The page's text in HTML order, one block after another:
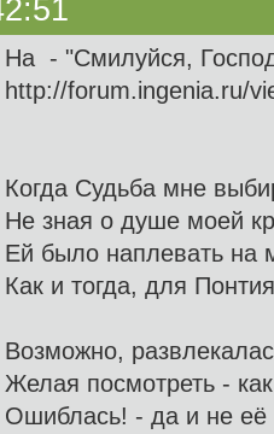
На - "Смилуйся,
http://forum.ingenia.ru/
Когда Судьба мне
Не зная о душе моей
Ей было наплевать на
Как и тогда, для
Возможно,
Желая посмотреть -
Ошиблась! - да и не её